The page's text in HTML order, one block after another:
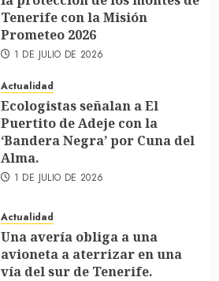
Tenerife con la Misión
Prometeo 2026
1 DE JULIO DE 2026
Actualidad
Ecologistas señalan a El
Puertito de Adeje con la
‘Bandera Negra’ por Cuna del
Alma.
1 DE JULIO DE 2026
Actualidad
Una avería obliga a una
avioneta a aterrizar en una
vía del sur de Tenerife.